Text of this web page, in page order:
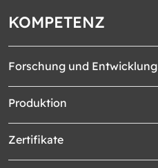
KOMPETENZ
Forschung und Entwicklung
Produktion
Zertifikate